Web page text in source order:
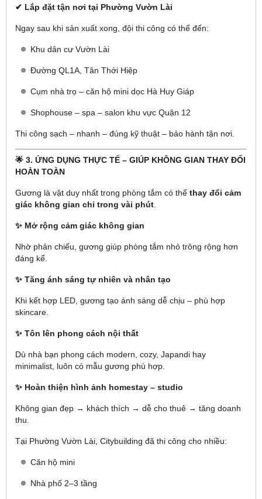
✔ Lắp đặt tận nơi tại Phường Vườn Lài
Ngay sau khi sản xuất xong, đội thi công có thể đến:
Khu dân cư Vườn Lài
Đường QL1A, Tân Thới Hiệp
Cụm nhà trọ – căn hộ mini dọc Hà Huy Giáp
Shophouse – spa – salon khu vực Quận 12
Thi công sạch – nhanh – đúng kỹ thuật – bảo hành tận nơi.
🌟 3. ỨNG DỤNG THỰC TẾ – GIÚP KHÔNG GIAN THAY ĐỔI
HOÀN TOÀN
Gương là vật duy nhất trong phòng tắm có thể thay đổi cảm
giác không gian chỉ trong vài phút
✨ Mở rộng cảm giác không gian
Nhờ phản chiếu, gương giúp phòng tắm nhỏ trông rộng hơn
đáng kể.
✨ Tăng ánh sáng tự nhiên và nhân tạo
Khi kết hợp LED, gương tạo ánh sáng dễ chịu – phù hợp
skincare.
✨ Tôn lên phong cách nội thất
Dù nhà bạn phong cách modern, cozy, Japandi hay
minimalist, luôn có mẫu gương phù hợp.
✨ Hoàn thiện hình ảnh homestay – studio
Không gian đẹp → khách thích → dễ cho thuê → tăng doanh
thu.
Tại Phường Vườn Lài, Citybuilding đã thi công cho nhiều:
Căn hộ mini
Nhà phố 2–3 tầng